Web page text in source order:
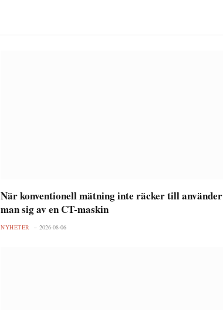
När konventionell mätning inte räcker till använder
man sig av en CT-maskin
NYHETER 2026-08-06